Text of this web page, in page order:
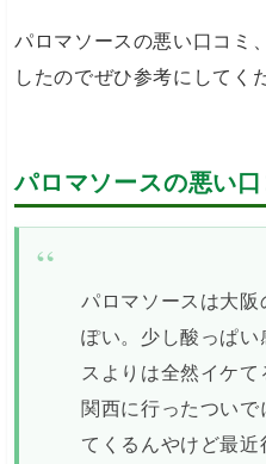
パロマソースの悪い口コミ
したのでぜひ参考にしてく
パロマソースの悪い
パロマソースは大
ぽい。少し酸っぱ
スよりは全然イケて
関西に行ったつい
てくるんやけど最